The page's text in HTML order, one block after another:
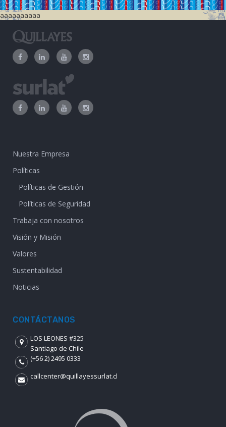
aaaaaaaaaa
Nuestra Empresa
Políticas
Políticas de Gestión
Políticas de Seguridad
Trabaja con nosotros
Visión y Misión
Valores
Sustentabilidad
Noticias
CONTÁCTANOS
LOS LEONES #325
Santiago de Chile
(+56 2) 2495 0333
callcenter@quillayessurlat.cl